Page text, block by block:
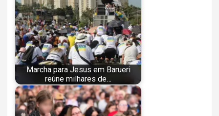
Marcha para Jesus em Barueri
reúne milhares de…